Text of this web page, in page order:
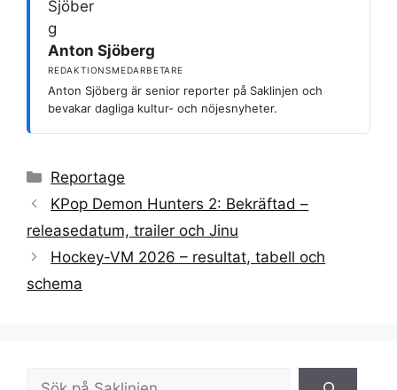
Anton Sjöberg
REDAKTIONSMEDARBETARE
Anton Sjöberg är senior reporter på Saklinjen och
bevakar dagliga kultur- och nöjesnyheter.
Kategorier
Reportage
KPop Demon Hunters 2: Bekräftad –
releasedatum, trailer och Jinu
Hockey-VM 2026 – resultat, tabell och
schema